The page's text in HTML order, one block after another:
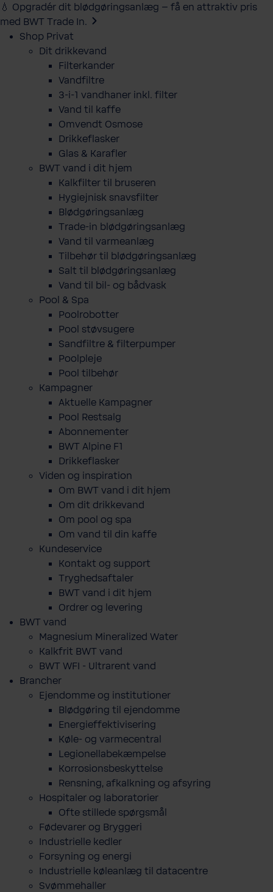
💧 Opgradér dit blødgøringsanlæg – få en attraktiv pris
med BWT Trade In.
Shop Privat
Dit drikkevand
Filterkander
Vandfiltre
3-i-1 vandhaner inkl. filter
Vand til kaffe
Omvendt Osmose
Drikkeflasker
Glas & Karafler
BWT vand i dit hjem
Kalkfilter til bruseren
Hygiejnisk snavsfilter
Blødgøringsanlæg
Trade-in blødgøringsanlæg
Vand til varmeanlæg
Tilbehør til blødgøringsanlæg
Salt til blødgøringsanlæg
Vand til bil- og bådvask
Pool & Spa
Poolrobotter
Pool støvsugere
Sandfiltre & filterpumper
Poolpleje
Pool tilbehør
Kampagner
Aktuelle Kampagner
Pool Restsalg
Abonnementer
BWT Alpine F1
Drikkeflasker
Viden og inspiration
Om BWT vand i dit hjem
Om dit drikkevand
Om pool og spa
Om vand til din kaffe
Kundeservice
Kontakt og support
Tryghedsaftaler
BWT vand i dit hjem
Ordrer og levering
BWT vand
Magnesium Mineralized Water
Kalkfrit BWT vand
BWT WFI - Ultrarent vand
Brancher
Ejendomme og institutioner
Blødgøring til ejendomme
Energieffektivisering
Køle- og varmecentral
Legionellabekæmpelse
Korrosionsbeskyttelse
Rensning, afkalkning og afsyring
Hospitaler og laboratorier
Ofte stillede spørgsmål
Fødevarer og Bryggeri
Industrielle kedler
Forsyning og energi
Industrielle køleanlæg til datacentre
Svømmehaller